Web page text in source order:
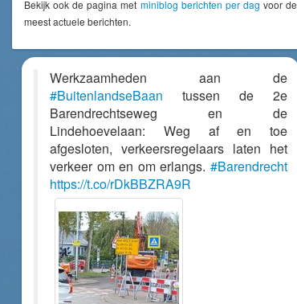
Bekijk ook de pagina met miniblog berichten per dag voor de
meest actuele berichten.
Werkzaamheden aan de
#BuitenlandseBaan tussen de 2e
Barendrechtseweg en de
Lindehoevelaan: Weg af en toe
afgesloten, verkeersregelaars laten het
verkeer om en om erlangs. #Barendrecht
https://t.co/rDkBBZRA9R